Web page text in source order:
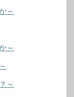
～
～
～